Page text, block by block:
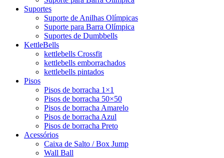
Suportes
Suporte de Anilhas Olímpicas
Suporte para Barra Olímpica
Suportes de Dumbbells
KettleBells
kettlebells Crossfit
kettlebells emborrachados
kettlebells pintados
Pisos
Pisos de borracha 1×1
Pisos de borracha 50×50
Pisos de borracha Amarelo
Pisos de borracha Azul
Pisos de borracha Preto
Acessórios
Caixa de Salto / Box Jump
Wall Ball